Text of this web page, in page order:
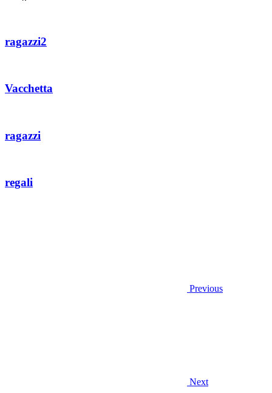
ragazzi2
Vacchetta
ragazzi
regali
Previous
Next